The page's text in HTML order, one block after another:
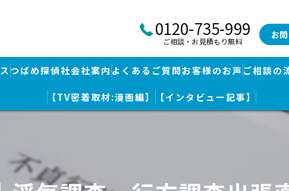
0120-735-999
ご相談・お見積もり無料
お
人探し
つばめ探偵社会社案内
つばめ探偵社｜福岡市博多区福岡空港前本部
つばめ探偵社 赤坂大手門事務所
よくあるご質問お客様のお声 ご相談の
【TV密着取材:漫画編】 【インタビュー記事】